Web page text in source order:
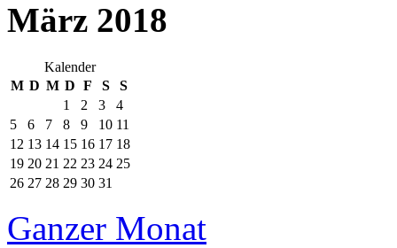
März 2018
Kalender
M D M D F S
S
1
2 3
4
5
6 7 8 9 10 11
12 13 14 15 16 17 18
19 20 21 22 23 24 25
26 27 28 29 30 31
Ganzer Monat